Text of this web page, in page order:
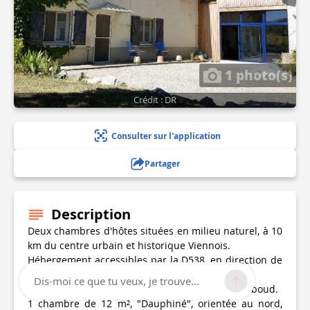
1 photo(s)
Crédit : DR
Consulter sur l'application
Partager
Description
Deux chambres d'hôtes situées en milieu naturel, à 10
km du centre urbain et historique Viennois.
Hébergement accessibles par la D538, en direction de
Cours et Buis et de Beaurepaire.
Saint Sorlin de Vienne par le carrefour du Chamboud.
1 chambre de 12 m², "Dauphiné", orientée au nord,
Dis-moi ce que tu veux, je trouve...